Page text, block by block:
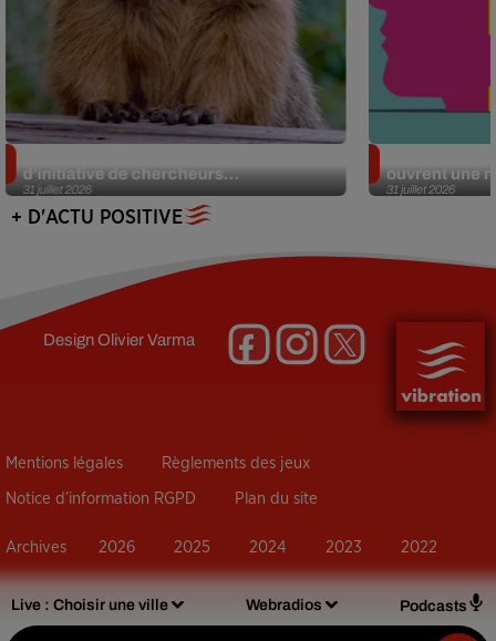
Live : Choisir une ville Webradios Podcasts
31 juillet 2026
d’initiative de chercheurs...
31 juillet 2026
ouvrent une
+ D'ACTU POSITIVE
DesignOlivier Varma
Mentions légales Règlements des jeux
Notice d’information RGPD Plan du site
Archives 2026 2025 2024 2023 2022